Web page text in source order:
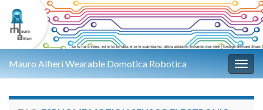
Mauro Alfieri Wearable Domotica Robotica